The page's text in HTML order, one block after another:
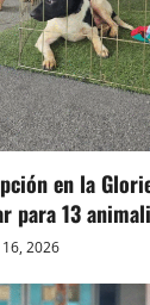
en la
para 13
2026